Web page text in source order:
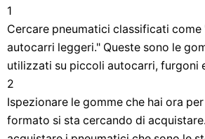
1
Cercare pneumatici classificati
autocarri leggeri." Queste sono le
utilizzati su piccoli autocarri, furgoni
2
Ispezionare le gomme che hai ora
formato si sta cercando di